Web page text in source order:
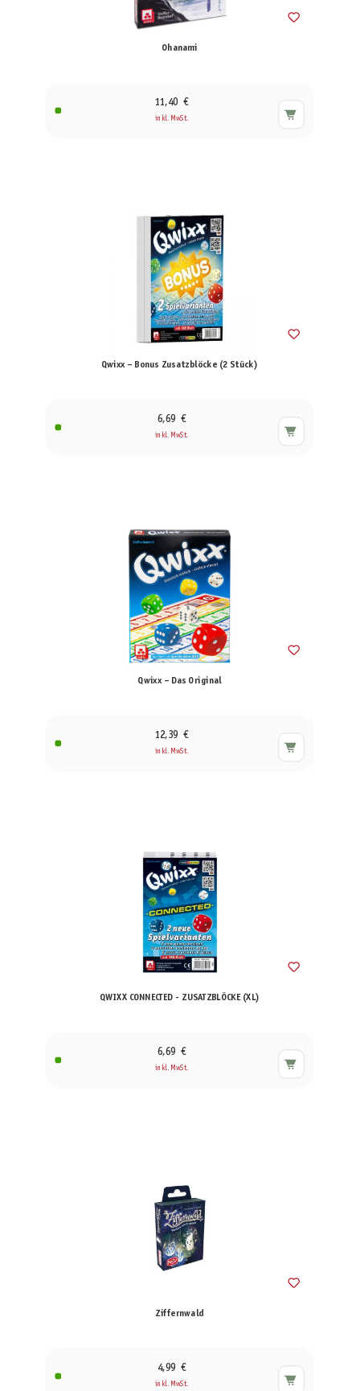
Ohanami
11,40 €
inkl. MwSt.
Qwixx – Bonus Zusatzblöcke (2 Stück)
6,69 €
inkl. MwSt.
Qwixx – Das Original
12,39 €
inkl. MwSt.
QWIXX CONNECTED - ZUSATZBLÖCKE (XL)
6,69 €
inkl. MwSt.
Ziffernwald
4,99 €
inkl. MwSt.